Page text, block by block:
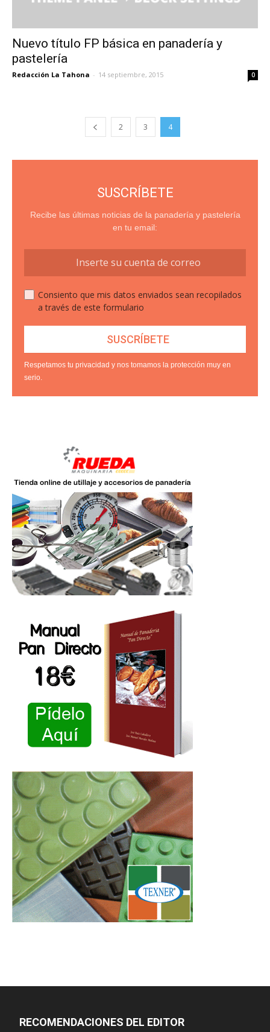
Nuevo título FP básica en panadería y
pastelería
Redacción La Tahona - 14 septiembre, 2015 0
2 3 4
SUSCRÍBETE
Recibe las últimas noticias de la panadería y pastelería
en tu email:
Consiento que mis datos enviados sean recopilados
a través de este formulario
Respetamos tu privacidad y nos tomamos la protección muy en
serio.
RECOMENDACIONES DEL EDITOR